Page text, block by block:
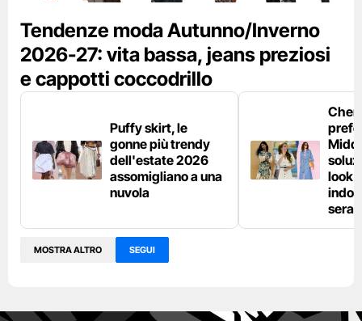
Tendenze moda Autunno/Inverno
2026-27: vita bassa, jeans preziosi
e cappotti coccodrillo
Puffy skirt, le
gonne più trendy
dell'estate 2026
assomigliano a una
nuvola
look
sera
MOSTRA ALTRO SEGUI